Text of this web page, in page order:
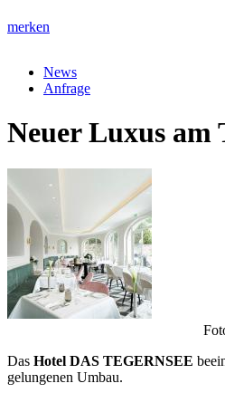
merken
News
Anfrage
Neuer Luxus am
Das Hotel DAS TEGERNSEE
gelungenen Umbau.